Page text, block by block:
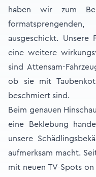
haben wir zum
ausgeschickt. Unsere
eine weitere
sind Attensam-
ob sie mit
beschmiert sind.
Beim genauen
eine Beklebung
unsere
aufmerksam macht.
mit neuen TV-Spots